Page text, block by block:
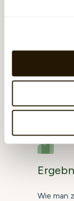
Gruppen
Einen
Löschen
Wie man